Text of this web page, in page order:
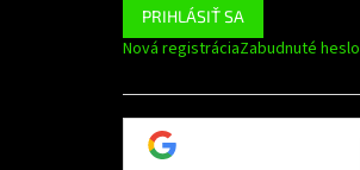
PRIHLÁSIŤ SA
Nová registráciaZabudnuté heslo